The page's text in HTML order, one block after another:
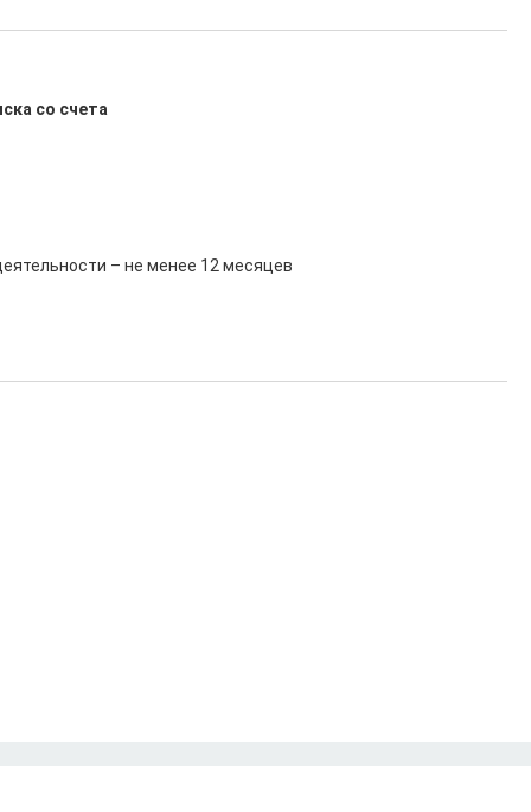
со счета
– не менее 12 месяцев